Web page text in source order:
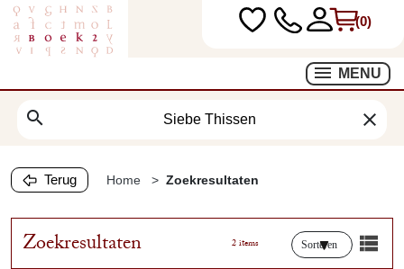
(0)
MENU
search clear
Terug Home Zoekresultaten
Zoekresultaten 2 items Sorteren